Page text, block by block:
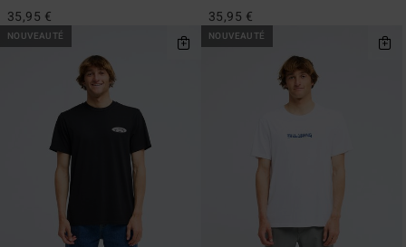
35,95 € 35,95 €
NOUVEAUTÉ NOUVEAUTÉ